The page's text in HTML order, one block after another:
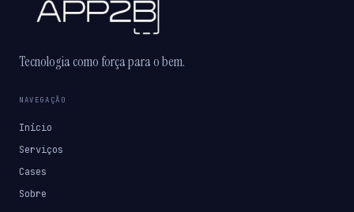
Tecnologia como força para o bem.
NAVEGAÇÃO
Início
Serviços
Cases
Sobre